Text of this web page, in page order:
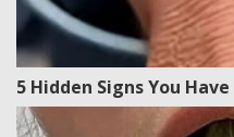
5 Hidden Signs You